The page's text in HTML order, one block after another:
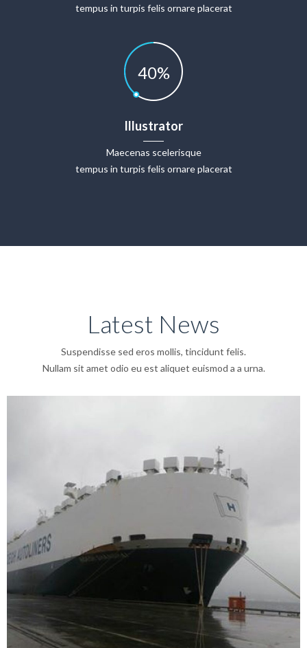
tempus in turpis felis ornare placerat
40%
Illustrator
Maecenas scelerisque
tempus in turpis felis ornare placerat
Latest News
Suspendisse sed eros mollis, tincidunt felis.
Nullam sit amet odio eu est aliquet euismod a a urna.